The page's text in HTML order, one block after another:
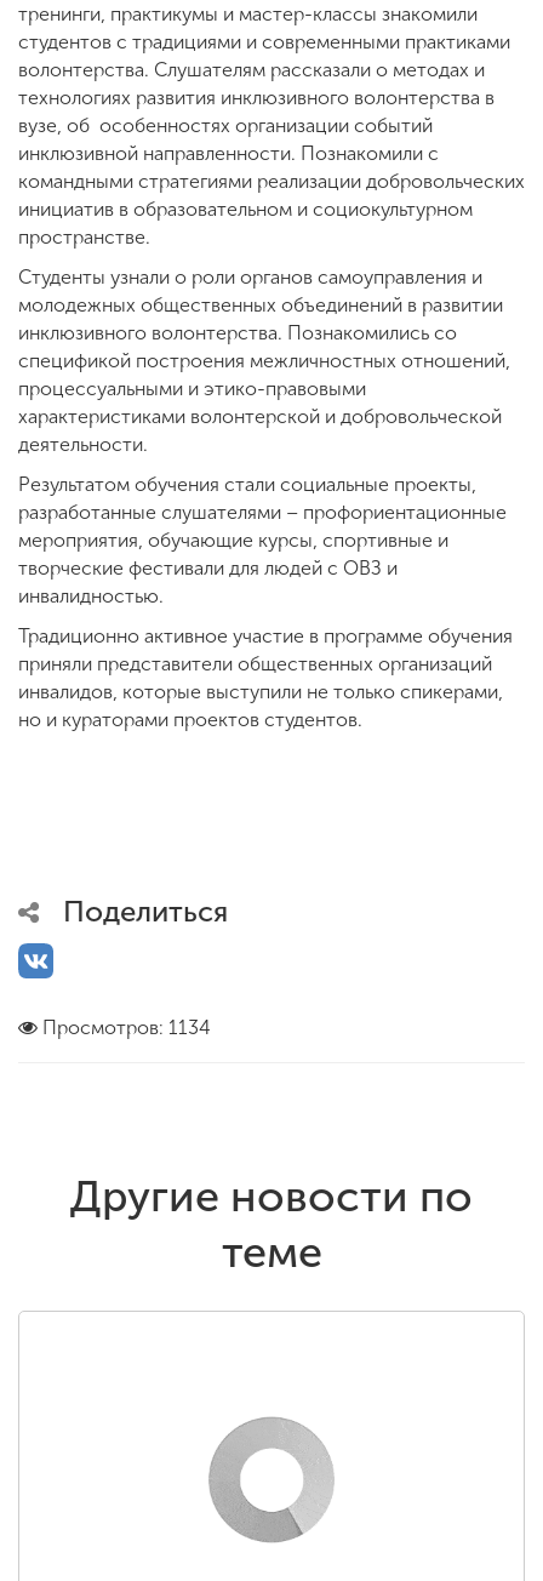
тренинги, практикумы и мастер-классы знакомили
студентов с традициями и современными практиками
волонтерства. Слушателям рассказали о методах и
технологиях развития инклюзивного волонтерства в
вузе, об особенностях организации событий
инклюзивной направленности. Познакомили с
командными стратегиями реализации добровольческих
инициатив в образовательном и социокультурном
пространстве.
Студенты узнали о роли органов самоуправления и
молодежных общественных объединений в развитии
инклюзивного волонтерства. Познакомились со
спецификой построения межличностных отношений,
процессуальными и этико-правовыми
характеристиками волонтерской и добровольческой
деятельности.
Результатом обучения стали социальные проекты,
разработанные слушателями – профориентационные
мероприятия, обучающие курсы, спортивные и
творческие фестивали для людей с ОВЗ и
инвалидностью.
Традиционно активное участие в программе обучения
приняли представители общественных организаций
инвалидов, которые выступили не только спикерами,
но и кураторами проектов студентов.
Поделиться
Просмотров: 1134
Другие новости по
теме